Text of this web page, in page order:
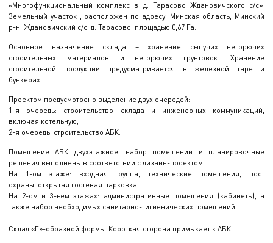
«Многофункциональный комплекс в д. Тарасово Ждановичского с/с»
Земельный участок , расположен по адресу: Минская область, Минский
р-н, Ждановичский с/с, д. Тарасово, площадью 0,67 Га.
Основное назначение склада – хранение сыпучих негорючих
строительных материалов и негорючих грунтовок. Хранение
строительной продукции предусматривается в железной таре и
бункерах.
Проектом предусмотрено выделение двух очередей:
1-я очередь: строительство склада и инженерных коммуникаций,
включая котельную;
2-я очередь: строительство АБК.
Помещение АБК двухэтажное, набор помещений и планировочные
решения выполнены в соответствии с дизайн-проектом.
На 1-ом этаже: входная группа, технические помещения, пост
охраны, открытая гостевая парковка.
На 2-ом и 3-ьем этажах: административные помещения (кабинеты), а
также набор необходимых санитарно-гигиенических помещений.
Склад «Г»-образной формы. Короткая сторона примыкает к АБК.